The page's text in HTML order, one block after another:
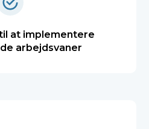
at implementere
arbejdsvaner